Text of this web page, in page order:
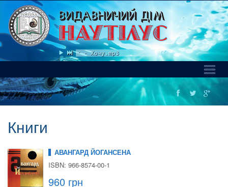
Anastasia Scar - Хочу.mp3
Toggle
Книги
АВАНГАРД ЙОГАНСЕНА
ISBN: 966-8574-00-1
960 грн